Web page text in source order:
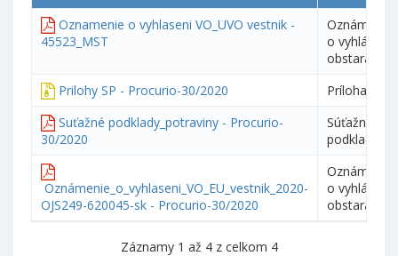
Oznamenie o vyhlaseni VO_UVO vestnik -
45523_MST
Oznámenie
o vyhlásení
Prilohy SP - Procurio-30/2020
Príloha
Suťažné podklady_potraviny - Procurio-
30/2020
Súťažné
podklady
Oznámenie_o_vyhlaseni_VO_EU_vestnik_2020-
OJS249-620045-sk - Procurio-30/2020
Oznámenie
o vyhlásení
Záznamy 1 až 4 z celkom 4